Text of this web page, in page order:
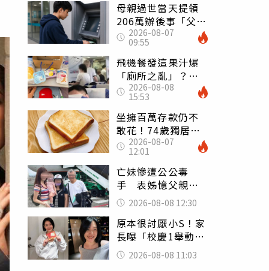
母親過世當天提領
206萬辦後事「父子
遭判刑」 律師：
搶錢先下手是罪
2026-08-07
09:55
飛機餐發這果汁爆
「廁所之亂」？乘
客崩潰：差點丟大
臉 醫揭3類人別亂
喝
2026-08-08
15:53
坐擁百萬存款仍不
敢花！74歲獨居翁
「1餐只吃1片吐
司」 半年後暴瘦
嚇壞女兒
2026-08-07
12:01
亡妹慘遭公公毒
手 表姊憶父親節
前夕：小舅舅仍到
殯儀館陪她說話
2026-08-08 12:30
原本很討厭小S！家
長曝「校慶1舉動」
讓她徹底改觀 網
友洗版認證
2026-08-08 11:03